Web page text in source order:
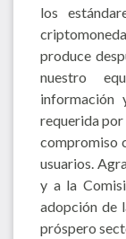
los
produce
nuestro
información
requerida por
compromiso
usuarios.
y a la
adopción de
próspero